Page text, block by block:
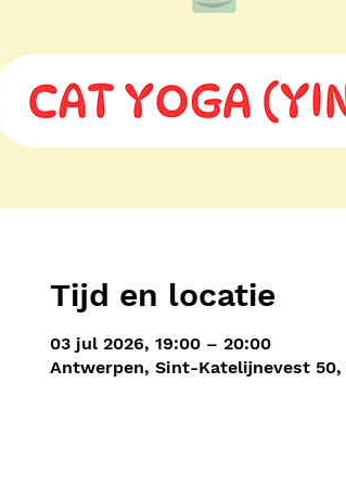
Tijd en locatie
03 jul 2026, 19:00 – 20:00
Antwerpen, Sint-Katelijnevest